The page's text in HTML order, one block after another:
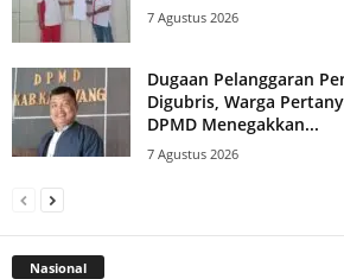
7 Agustus 2026
Dugaan Pelanggaran
Digubris, Warga
DPMD Menegakkan...
7 Agustus 2026
Nasional